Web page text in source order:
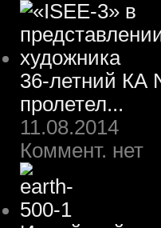
36-летний КА
пролетел...
11.08.2014
Коммент. нет